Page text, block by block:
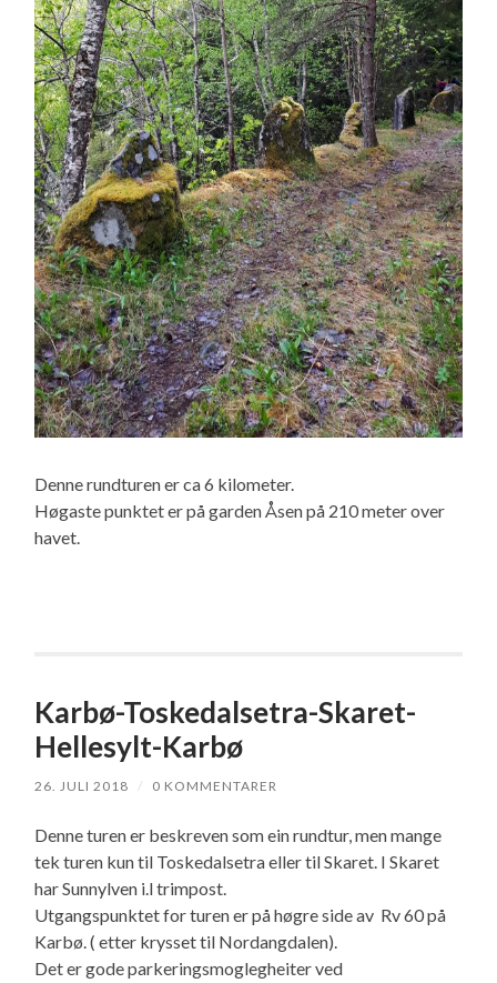
Denne rundturen er ca 6 kilometer.
Høgaste punktet er på garden Åsen på 210 meter over
havet.
Karbø-Toskedalsetra-Skaret-
Hellesylt-Karbø
26. JULI 2018 / 0 KOMMENTARER
Denne turen er beskreven som ein rundtur, men mange
tek turen kun til Toskedalsetra eller til Skaret. I Skaret
har Sunnylven i.l trimpost.
Utgangspunktet for turen er på høgre side av Rv 60 på
Karbø. ( etter krysset til Nordangdalen).
Det er gode parkeringsmoglegheiter ved